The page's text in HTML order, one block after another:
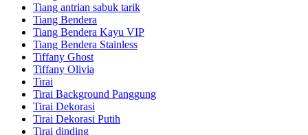
Tiang antrian sabuk tarik
Tiang Bendera
Tiang Bendera Kayu VIP
Tiang Bendera Stainless
Tiffany Ghost
Tiffany Olivia
Tirai
Tirai Background Panggung
Tirai Dekorasi
Tirai Dekorasi Putih
Tirai dinding